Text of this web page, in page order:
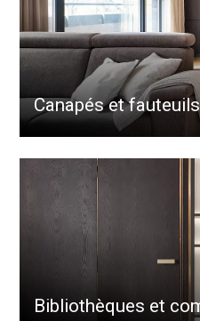
Canapés et fauteuils
Bibliothèques et